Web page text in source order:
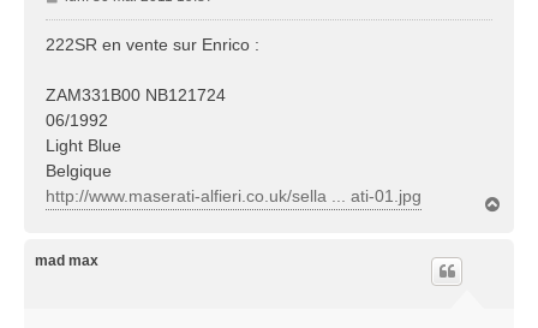
e
s
g
e
222SR en vente sur Enrico :
ZAM331B00 NB121724
06/1992
Light Blue
Belgique
http://www.maserati-alfieri.co.uk/sella ... ati-01.jpg
mad max